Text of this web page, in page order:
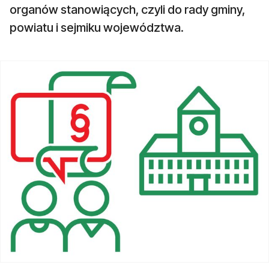
organów stanowiących, czyli do rady gminy,
powiatu i sejmiku województwa.